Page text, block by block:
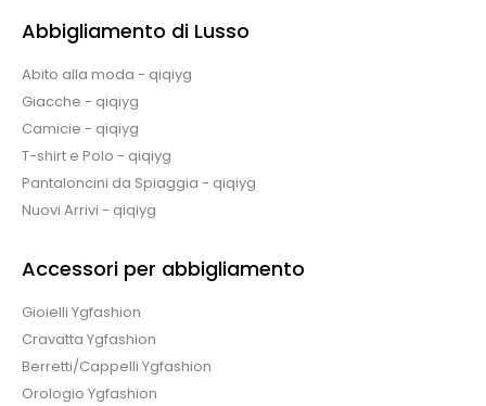
Abbigliamento di Lusso
Abito alla moda - qiqiyg
Giacche - qiqiyg
Camicie - qiqiyg
T-shirt e Polo - qiqiyg
Pantaloncini da Spiaggia - qiqiyg
Nuovi Arrivi - qiqiyg
Accessori per abbigliamento
Gioielli Ygfashion
Cravatta Ygfashion
Berretti/Cappelli Ygfashion
Orologio Ygfashion